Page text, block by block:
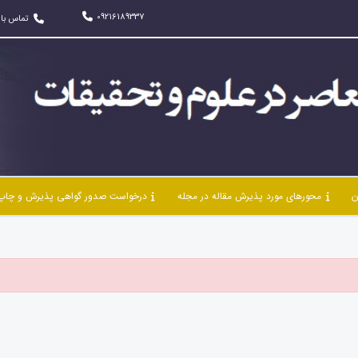
09216189337 تماس
محورهای مورد پذیرش مقاله در مجله درخواست صدور گواهی پذیرش و